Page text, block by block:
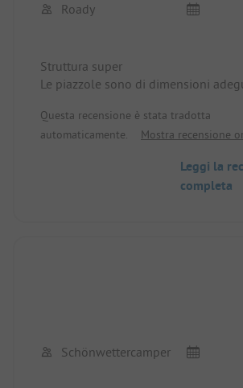
Roady
Struttura super
Le piazzole sono di dimensioni
Tutto viene fatturato tramite un
automatico.
Questa recensione è stata tradotta
automaticamente.
Mostra recensione
Leggi la
completa
Schönwettercamper